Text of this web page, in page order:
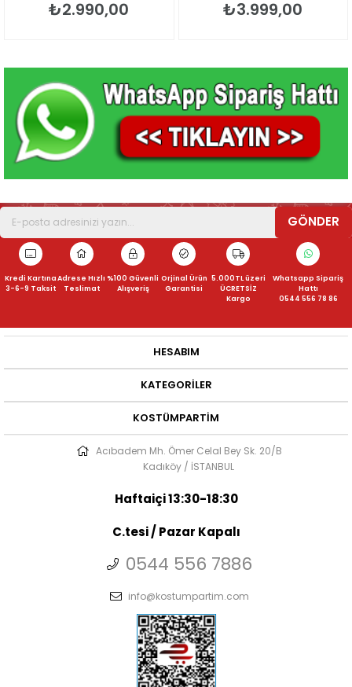
₺2.990,00 ₺3.999,00
GÖNDER
Kredi Kartına
3-6-9 Taksit
Adrese Hızlı
Teslimat
%100 Güvenli
Alışveriş
Orjinal Ürün
Garantisi
5.000TL üzeri
ÜCRETSİZ
Kargo
Whatsapp Sipariş
Hattı
0544 556 78 86
HESABIM
KATEGORILER
KOSTÜMPARTIM
Acıbadem Mh. Ömer Celal Bey Sk. 20/B
Kadıköy / İSTANBUL
Haftaiçi 13:30-18:30
C.tesi / Pazar Kapalı
0544 556 7886
info@kostumpartim.com